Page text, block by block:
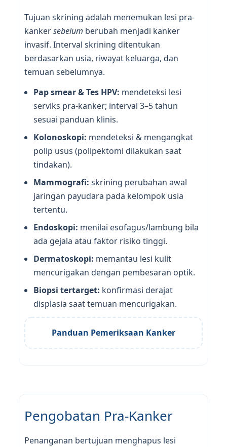
Tujuan skrining adalah menemukan lesi pra-
kankersebelum berubah menjadi kanker
invasif. Interval skrining ditentukan
berdasarkan usia, riwayat keluarga, dan
temuan sebelumnya.
Pap smear & Tes HPV: mendeteksi lesi
serviks pra-kanker; interval 3–5 tahun
sesuai panduan klinis.
Kolonoskopi: mendeteksi & mengangkat
polip usus (polipektomi dilakukan saat
tindakan).
Mammografi: skrining perubahan awal
jaringan payudara pada kelompok usia
tertentu.
Endoskopi: menilai esofagus/lambung bila
ada gejala atau faktor risiko tinggi.
Dermatoskopi: memantau lesi kulit
mencurigakan dengan pembesaran optik.
Biopsi tertarget: konfirmasi derajat
displasia saat temuan mencurigakan.
Panduan Pemeriksaan Kanker
Pengobatan Pra-Kanker
Penanganan bertujuan menghapus lesi